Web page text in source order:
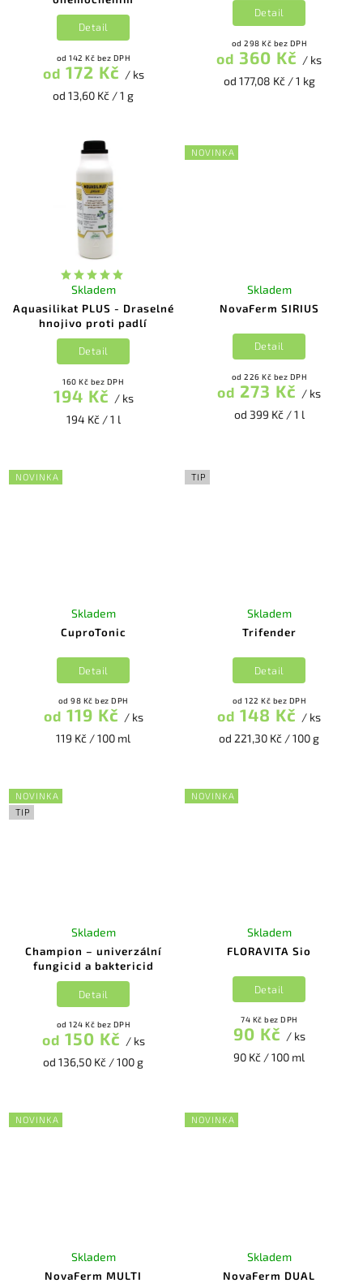
od 142 Kč bez DPH
od 172 Kč / ks
od 13,60 Kč / 1 g
Detail
od 298 Kč bez DPH
od 360 Kč / ks
od 177,08 Kč / 1 kg
Detail
Aquasilikat PLUS - Draselné
hnojivo proti padlí
Skladem
160 Kč bez DPH
194 Kč / ks
194 Kč / 1 l
Detail
NOVINKA
NovaFerm SIRIUS
Skladem
od 226 Kč bez DPH
od 273 Kč / ks
od 399 Kč / 1 l
Detail
NOVINKA
CuproTonic
Skladem
od 98 Kč bez DPH
od 119 Kč / ks
119 Kč / 100 ml
Detail
TIP
Trifender
Skladem
od 122 Kč bez DPH
od 148 Kč / ks
od 221,30 Kč / 100 g
Detail
NOVINKA
TIP
Champion – univerzální
fungicid a baktericid
Skladem
od 124 Kč bez DPH
od 150 Kč / ks
od 136,50 Kč / 100 g
Detail
NOVINKA
FLORAVITA Sio
Skladem
74 Kč bez DPH
90 Kč / ks
90 Kč / 100 ml
Detail
NOVINKA
NovaFerm MULTI
Skladem
NOVINKA
NovaFerm DUAL
Skladem